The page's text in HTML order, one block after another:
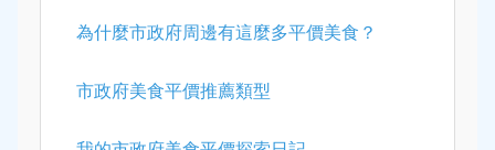
為什麼市政府周邊有這麼多平價美食？
市政府美食平價推薦類型